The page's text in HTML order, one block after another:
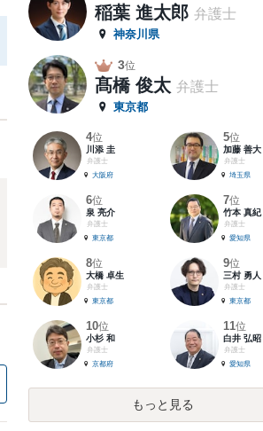
稲葉 進太郎 弁護士
神奈川県
3位
髙橋 俊太 弁護士
東京都
4位
川添 圭
弁護士
大阪府
5位
加藤 善大
弁護士
埼玉県
6位
泉 亮介
弁護士
東京都
7位
竹本 真紀
弁護士
愛知県
8位
大橋 卓生
弁護士
東京都
9位
三村 勇人
弁護士
東京都
10位
小杉 和
弁護士
京都府
11位
白井 弘昭
弁護士
愛知県
もっと見る